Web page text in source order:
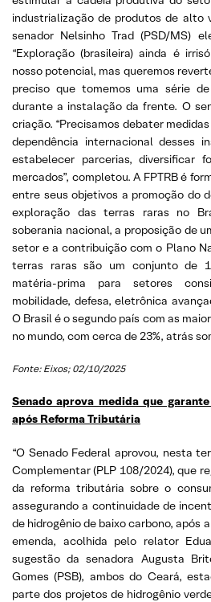
industrialização de produtos de alto
senador Nelsinho Trad (PSD/MS)
“Exploração (brasileira) ainda é
nosso potencial, mas queremos
preciso que tomemos uma série de
durante a instalação da frente. O
criação. “Precisamos debater
dependência internacional desses
estabelecer parcerias, diversificar
mercados”, completou. A FPTRB é
entre seus objetivos a promoção do
exploração das terras raras no
soberania nacional, a proposição de
setor e a contribuição com o Plano
terras raras são um conjunto de
matéria-prima para setores
mobilidade, defesa, eletrônica
O Brasil é o segundo país com as
no mundo, com cerca de 23%, atrás
Fonte: Eixos; 02/10/2025
Senado aprova medida que
após Reforma Tributária
“O Senado Federal aprovou, nesta
Complementar (PLP 108/2024), que
da reforma tributária sobre o
assegurando a continuidade de
de hidrogênio de baixo carbono, após
emenda, acolhida pelo relator
sugestão da senadora Augusta
Gomes (PSB), ambos do Ceará,
parte dos projetos de hidrogênio